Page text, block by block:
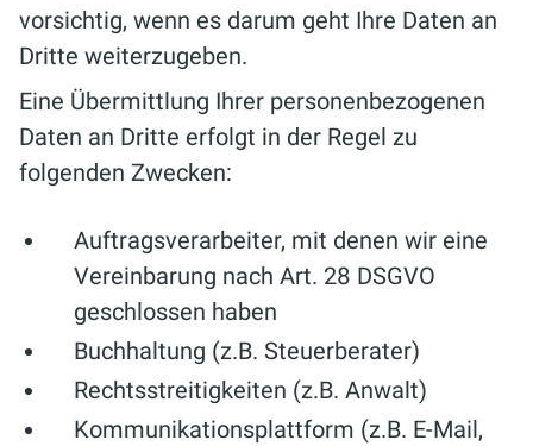
vorsichtig, wenn es darum geht Ihre Daten an
Dritte weiterzugeben.
Eine Übermittlung Ihrer personenbezogenen
Daten an Dritte erfolgt in der Regel zu
folgenden Zwecken:
Auftragsverarbeiter, mit denen wir eine
Vereinbarung nach Art. 28 DSGVO
geschlossen haben
Buchhaltung (z.B. Steuerberater)
Rechtsstreitigkeiten (z.B. Anwalt)
Kommunikationsplattform (z.B. E-Mail,